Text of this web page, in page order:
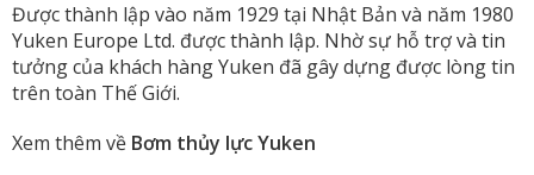
Được thành lập vào năm 1929 tại Nhật Bản và năm 1980
Yuken Europe Ltd. được thành lập. Nhờ sự hỗ trợ và tin
tưởng của khách hàng Yuken đã gây dựng được lòng tin
trên toàn Thế Giới.
Xem thêm về Bơm thủy lực Yuken